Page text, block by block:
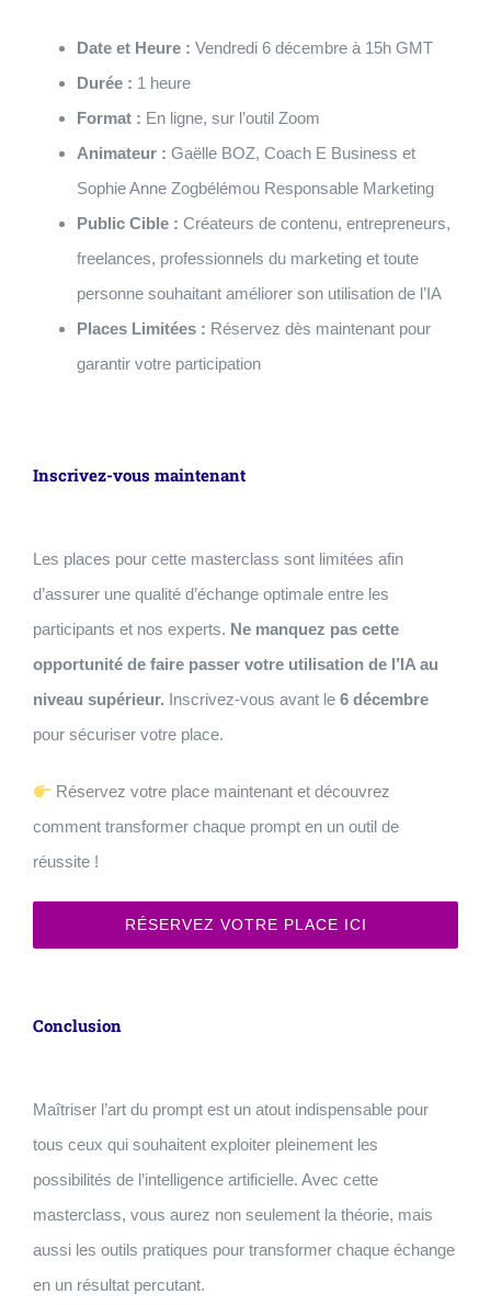
Date et Heure : Vendredi 6 décembre à 15h GMT
Durée : 1 heure
Format : En ligne, sur l’outil Zoom
Animateur : Gaëlle BOZ, Coach E Business et
Sophie Anne Zogbélémou Responsable Marketing
Public Cible : Créateurs de contenu, entrepreneurs,
freelances, professionnels du marketing et toute
personne souhaitant améliorer son utilisation de l’IA
Places Limitées : Réservez dès maintenant pour
garantir votre participation
Inscrivez-vous maintenant
Les places pour cette masterclass sont limitées afin
d’assurer une qualité d’échange optimale entre les
participants et nos experts. Ne manquez pas cette
opportunité de faire passer votre utilisation de l’IA au
niveau supérieur. Inscrivez-vous avant le 6 décembre
pour sécuriser votre place.
Réservez votre place maintenant et découvrez
comment transformer chaque prompt en un outil de
réussite !
RÉSERVEZ VOTRE PLACE ICI
Conclusion
Maîtriser l’art du prompt est un atout indispensable pour
tous ceux qui souhaitent exploiter pleinement les
possibilités de l’intelligence artificielle. Avec cette
masterclass, vous aurez non seulement la théorie, mais
aussi les outils pratiques pour transformer chaque échange
en un résultat percutant.